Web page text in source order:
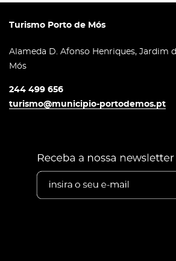
Turismo Porto de Mós
Alameda D. Afonso Henriques, Jardim
Mós
244 499 656
turismo@municipio-portodemos.pt